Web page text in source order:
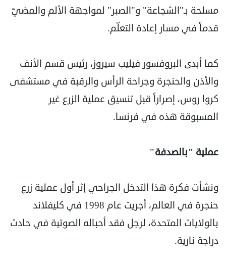
مسلحة بـ"الشجاعة" و"الصبر" لمواجهة الألم والمضيّ
قدماً في مسار إعادة التعلّم.
كما أبدى البروفسور فيليب سيروز، رئيس قسم الأنف
والأذن والحنجرة وجراحة الرأس والرقبة في مستشفى
كروا روس، إصراراً قبل تنسيق عملية الزرع غير
المسبوقة هذه في فرنسا.
عملية "بالصدفة"
ونشأت فكرة هذا التدخل الجراحي إثر أول عملية زرع
حنجرة في العالم، أجريت عام 1998 في كليفلاند
بالولايات المتحدة، لرجل فقد أحباله الصوتية في حادث
دراجة نارية.